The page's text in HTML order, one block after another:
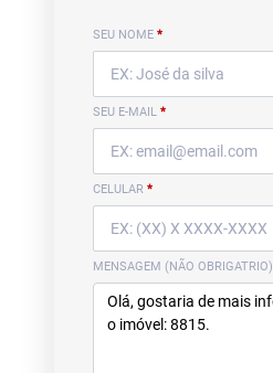
SEU NOME *
SEU E-MAIL *
CELULAR *
MENSAGEM (NÃO OBRIGATRIO)